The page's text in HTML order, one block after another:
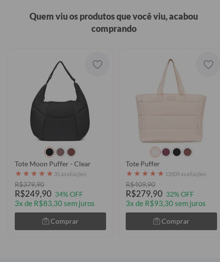
Quem viu os produtos que você viu, acabou
comprando
Tote Moon Puffer - Clear
★ ★ ★ ★ ★ 35 avaliações
R$379,90
R$249,90 34% OFF
3x de R$83,30 sem juros
Comprar
Tote Puffer
★ ★ ★ ★ ★ 12009 avaliações
R$409,90
R$279,90 32% OFF
3x de R$93,30 sem juros
Comprar